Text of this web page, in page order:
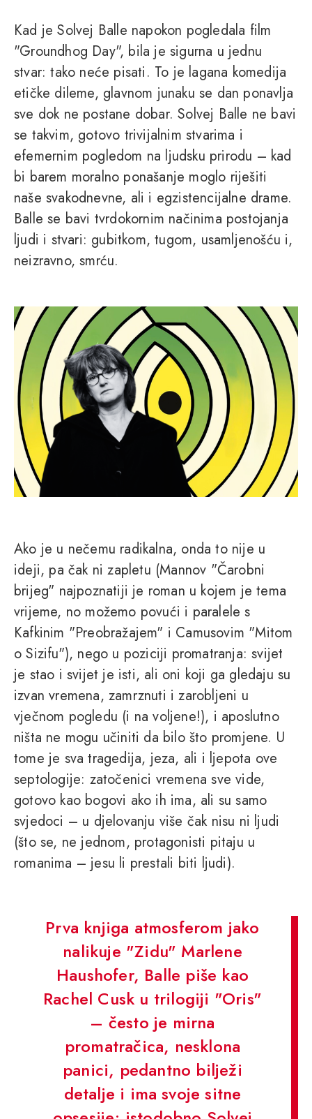
Kad je Solvej Balle napokon pogledala film
"Groundhog Day", bila je sigurna u jednu
stvar: tako neće pisati. To je lagana komedija
etičke dileme, glavnom junaku se dan ponavlja
sve dok ne postane dobar. Solvej Balle ne bavi
se takvim, gotovo trivijalnim stvarima i
efemernim pogledom na ljudsku prirodu – kad
bi barem moralno ponašanje moglo riješiti
naše svakodnevne, ali i egzistencijalne drame.
Balle se bavi tvrdokornim načinima postojanja
ljudi i stvari: gubitkom, tugom, usamljenošću i,
neizravno, smrću.
Ako je u nečemu radikalna, onda to nije u
ideji, pa čak ni zapletu (Mannov "Čarobni
brijeg" najpoznatiji je roman u kojem je tema
vrijeme, no možemo povući i paralele s
Kafkinim "Preobražajem" i Camusovim "Mitom
o Sizifu"), nego u poziciji promatranja: svijet
je stao i svijet je isti, ali oni koji ga gledaju su
izvan vremena, zamrznuti i zarobljeni u
vječnom pogledu (i na voljene!), i aposlutno
ništa ne mogu učiniti da bilo što promjene. U
tome je sva tragedija, jeza, ali i ljepota ove
septologije: zatočenici vremena sve vide,
gotovo kao bogovi ako ih ima, ali su samo
svjedoci – u djelovanju više čak nisu ni ljudi
(što se, ne jednom, protagonisti pitaju u
romanima – jesu li prestali biti ljudi).
Prva knjiga atmosferom jako
nalikuje "Zidu" Marlene
Haushofer, Balle piše kao
Rachel Cusk u trilogiji "Oris"
– često je mirna
promatračica, nesklona
panici, pedantno bilježi
detalje i ima svoje sitne